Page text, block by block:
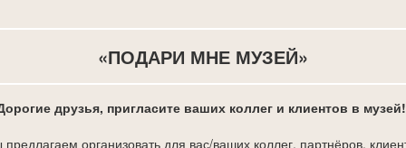
«ПОДАРИ МНЕ МУЗЕЙ»
друзья, пригласите ваших коллег и клиентов в музей!
организовать для вас/ваших коллег, партнёров,